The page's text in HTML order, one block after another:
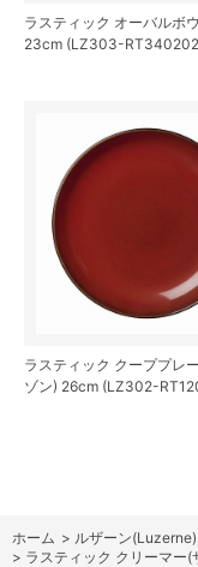
ラスティック オーバルボ
23cm (LZ303-
ラスティック クーププレ
ゾン) 26cm (LZ302-
ホーム > ルザーン(Luzerne)
> ラスティック クリーマ